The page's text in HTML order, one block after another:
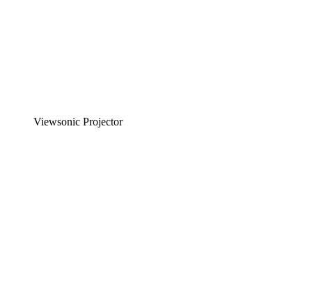
Viewsonic Projector